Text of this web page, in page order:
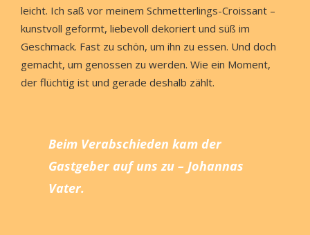
leicht. Ich saß vor meinem Schmetterlings-Croissant –
kunstvoll geformt, liebevoll dekoriert und süß im
Geschmack. Fast zu schön, um ihn zu essen. Und doch
gemacht, um genossen zu werden. Wie ein Moment,
der flüchtig ist und gerade deshalb zählt.
Beim Verabschieden kam der
Gastgeber auf uns zu – Johannas
Vater.